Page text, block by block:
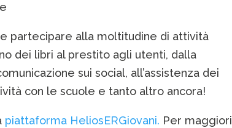
partecipare alla moltitudine di attività
dei libri al prestito agli utenti, dalla
sui social, all’assistenza dei
con le scuole e tanto altro ancora!
piattaforma HeliosERGiovani. Per maggiori